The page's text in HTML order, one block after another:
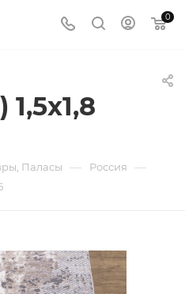
0
1,5х1,8
Паласы — Россия —